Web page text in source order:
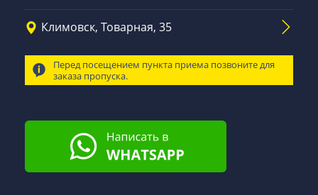
Климовск, Товарная, 35
Перед посещением пункта приема позвоните для
заказа пропуска.